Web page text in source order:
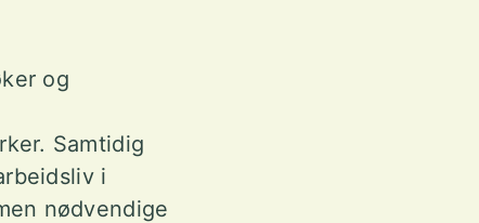
og
Samtidig
i
nødvendige